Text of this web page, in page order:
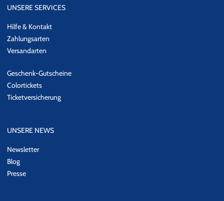
UNSERE SERVICES
Hilfe & Kontakt
Zahlungsarten
Versandarten
Geschenk-Gutscheine
Colortickets
Ticketversicherung
UNSERE NEWS
Newsletter
Blog
Presse